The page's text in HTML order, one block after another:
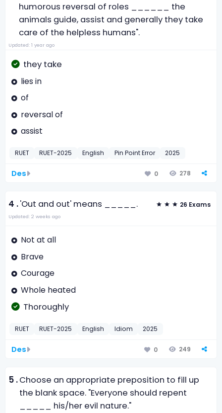
humorous reversal of roles ______ the
animals guide, assist and generally they take
care of the helpless humans".
Updated: 1 year ago
they take
lies in
of
reversal of
assist
RUET RUET-2025 English Pin Point Error 2025
Des 0 278
4 .'Out and out' means _____. 26 Exams
Updated: 2 weeks ago
Not at all
Brave
Courage
Whole heated
Thoroughly
RUET RUET-2025 English Idiom 2025
Des 0 249
5 .Choose an appropriate preposition to fill up
the blank space. "Everyone should repent
_____ his/her evil nature."